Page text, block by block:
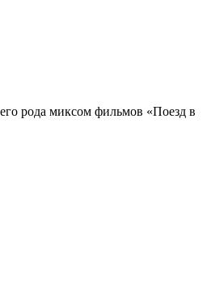
рода миксом фильмов «Поезд в